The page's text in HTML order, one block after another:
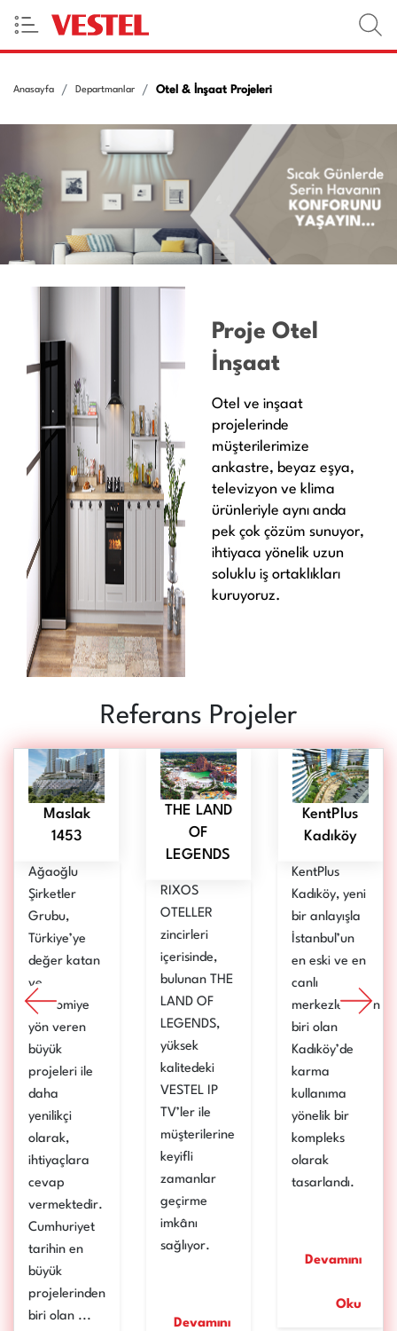
Anasayfa Departmanlar Otel & İnşaat Projeleri
Proje Otel
İnşaat
Otel ve inşaat
projelerinde
müşterilerimize
ankastre, beyaz eşya,
televizyon ve klima
ürünleriyle aynı anda
pek çok çözüm sunuyor,
ihtiyaca yönelik uzun
soluklu iş ortaklıkları
kuruyoruz.
Referans Projeler
Maslak
1453
Ağaoğlu
Şirketler
Grubu,
Türkiye’ye
değer katan
ve
ekonomiye
yön veren
büyük
projeleri ile
daha
yenilikçi
olarak,
ihtiyaçlara
cevap
vermektedir.
Cumhuriyet
tarihin en
büyük
projelerinden
biri olan ...
THE LAND
OF
LEGENDS
RIXOS
OTELLER
zincirleri
içerisinde,
bulunan THE
LAND OF
LEGENDS,
yüksek
kalitedeki
VESTEL IP
TV’ler ile
müşterilerine
keyifli
zamanlar
geçirme
imkânı
sağlıyor.
Devamını
KentPlus
Kadıköy
KentPlus
Kadıköy, yeni
bir anlayışla
İstanbul’un
en eski ve en
canlı
merkezlerinden
biri olan
Kadıköy’de
karma
kullanıma
yönelik bir
kompleks
olarak
tasarlandı.
Devamını
Oku